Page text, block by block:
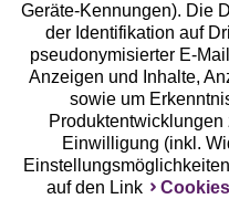
Unsere Apps
Geräte-Kennungen). Die
der Identifikation auf
pseudonymisierter E-
Anzeigen und Inhalte,
sowie um
Einwilligung (inkl.
auf den Link